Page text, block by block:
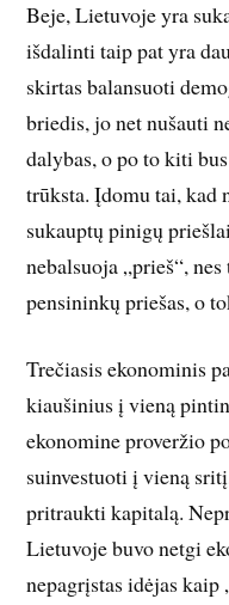
Beje, Lietuvoje yra
išdalinti taip pat yra
skirtas balansuoti
briedis, jo net nušauti
dalybas, o po to kiti
trūksta. Įdomu tai, kad
sukauptų pinigų
nebalsuoja „prieš“,
pensininkų priešas, o
Trečiasis ekonominis
kiaušinius į vieną
ekonomine proveržio
suinvestuoti į vieną
pritraukti kapitalą.
Lietuvoje buvo netgi
nepagrįstas idėjas